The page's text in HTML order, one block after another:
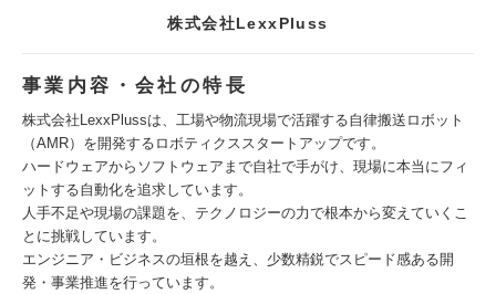
株式会社LexxPluss
事業内容・会社の特長
株式会社LexxPlussは、工場や物流現場で活躍する自律搬送ロボット
（AMR）を開発するロボティクススタートアップです。
ハードウェアからソフトウェアまで自社で手がけ、現場に本当にフィ
ットする自動化を追求しています。
人手不足や現場の課題を、テクノロジーの力で根本から変えていくこ
とに挑戦しています。
エンジニア・ビジネスの垣根を越え、少数精鋭でスピード感ある開
発・事業推進を行っています。